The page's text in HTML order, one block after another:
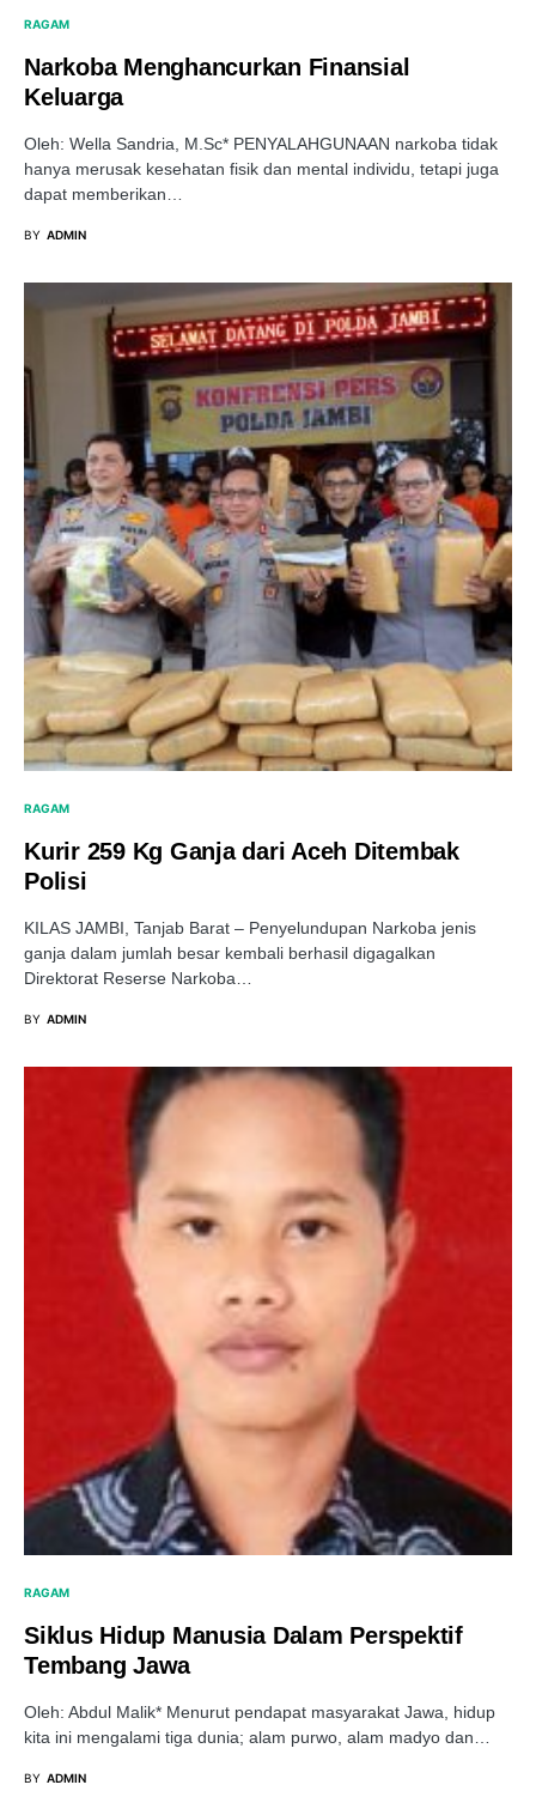
RAGAM
Narkoba Menghancurkan Finansial
Keluarga
Oleh: Wella Sandria, M.Sc* PENYALAHGUNAAN narkoba tidak
hanya merusak kesehatan fisik dan mental individu, tetapi juga
dapat memberikan…
BY ADMIN
RAGAM
Kurir 259 Kg Ganja dari Aceh Ditembak
Polisi
KILAS JAMBI, Tanjab Barat – Penyelundupan Narkoba jenis
ganja dalam jumlah besar kembali berhasil digagalkan
Direktorat Reserse Narkoba…
BY ADMIN
RAGAM
Siklus Hidup Manusia Dalam Perspektif
Tembang Jawa
Oleh: Abdul Malik* Menurut pendapat masyarakat Jawa, hidup
kita ini mengalami tiga dunia; alam purwo, alam madyo dan…
BY ADMIN